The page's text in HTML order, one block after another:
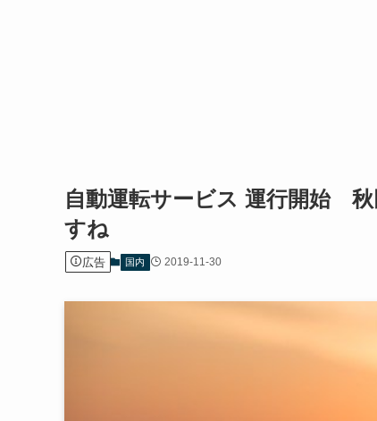
自動運転サービス 運行開始
すね
広告 国内 2019-11-30